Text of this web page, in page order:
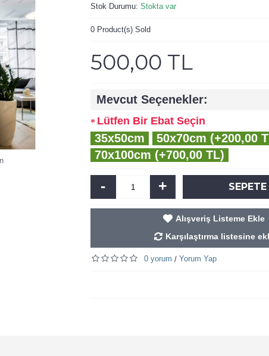
Stok Durumu: Stokta var
0 Product(s) Sold
500,00 TL
Mevcut Seçenekler:
Lütfen Bir Ebat Seçin
35x50cm
50x70cm (+200,00
70x100cm (+700,00 TL)
- +
Alışveriş Listeme Ekle
Karşılaştırma listesine
0 yorum / Yorum Yap